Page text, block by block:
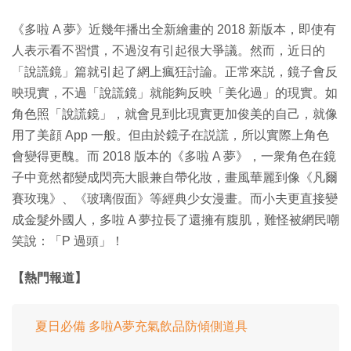
《多啦 A 夢》近幾年播出全新繪畫的 2018 新版本，即使有
人表示看不習慣，不過沒有引起很大爭議。然而，近日的
「說謊鏡」篇就引起了網上瘋狂討論。正常來説，鏡子會反
映現實，不過「說謊鏡」就能夠反映「美化過」的現實。如
角色照「說謊鏡」，就會見到比現實更加俊美的自己，就像
用了美顔 App 一般。但由於鏡子在説謊，所以實際上角色
會變得更醜。而 2018 版本的《多啦 A 夢》，一衆角色在鏡
子中竟然都變成閃亮大眼兼自帶化妝，畫風華麗到像《凡爾
賽玫瑰》、《玻璃假面》等經典少女漫畫。而小夫更直接變
成金髮外國人，多啦 A 夢拉長了還擁有腹肌，難怪被網民嘲
笑說：「P 過頭」！
【熱門報道】
夏日必備 多啦A夢充氣飲品防傾側道具